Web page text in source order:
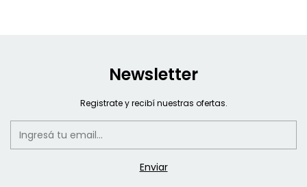
Newsletter
Registrate y recibí nuestras ofertas.